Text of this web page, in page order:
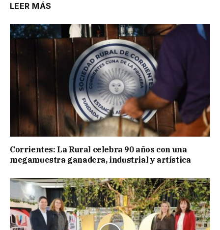
LEER MÁS
Corrientes: La Rural celebra 90 años con una
megamuestra ganadera, industrial y artística